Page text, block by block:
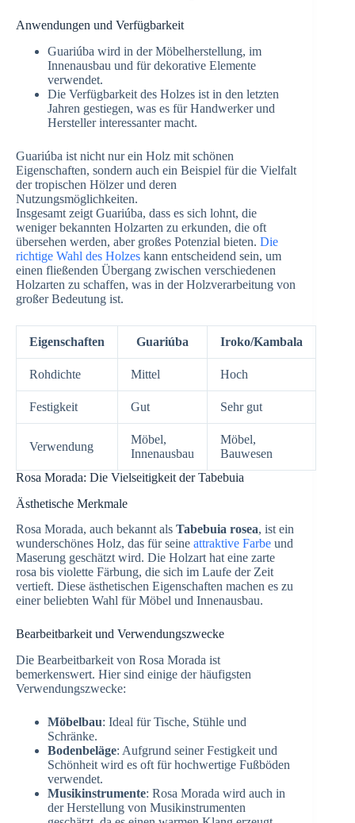
Anwendungen und Verfügbarkeit
Guariúba wird in der Möbelherstellung, im
Innenausbau und für dekorative Elemente
verwendet.
Die Verfügbarkeit des Holzes ist in den letzten
Jahren gestiegen, was es für Handwerker und
Hersteller interessanter macht.
Guariúba ist nicht nur ein Holz mit schönen
Eigenschaften, sondern auch ein Beispiel für die Vielfalt
der tropischen Hölzer und deren
Nutzungsmöglichkeiten.
Insgesamt zeigt Guariúba, dass es sich lohnt, die
weniger bekannten Holzarten zu erkunden, die oft
übersehen werden, aber großes Potenzial bieten. Die
richtige Wahl des Holzes kann entscheidend sein, um
einen fließenden Übergang zwischen verschiedenen
Holzarten zu schaffen, was in der Holzverarbeitung von
großer Bedeutung ist.
Eigenschaften Guariúba Iroko/Kambala
Rohdichte Mittel Hoch
Festigkeit Gut Sehr gut
Verwendung
Möbel,
Innenausbau
Möbel,
Bauwesen
Rosa Morada: Die Vielseitigkeit der Tabebuia
Ästhetische Merkmale
Rosa Morada, auch bekannt als Tabebuia rosea, ist ein
wunderschönes Holz, das für seine attraktive Farbe und
Maserung geschätzt wird. Die Holzart hat eine zarte
rosa bis violette Färbung, die sich im Laufe der Zeit
vertieft. Diese ästhetischen Eigenschaften machen es zu
einer beliebten Wahl für Möbel und Innenausbau.
Bearbeitbarkeit und Verwendungszwecke
Die Bearbeitbarkeit von Rosa Morada ist
bemerkenswert. Hier sind einige der häufigsten
Verwendungszwecke:
Möbelbau: Ideal für Tische, Stühle und
Schränke.
Bodenbeläge: Aufgrund seiner Festigkeit und
Schönheit wird es oft für hochwertige Fußböden
verwendet.
Musikinstrumente: Rosa Morada wird auch in
der Herstellung von Musikinstrumenten